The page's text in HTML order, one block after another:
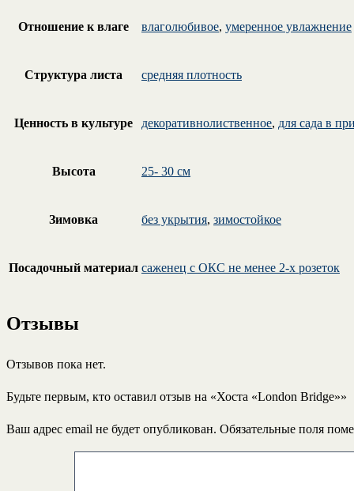
Отношение к влаге влаголюбивое, умеренное увлажнение
Структура листа средняя плотность
Ценность в культуре декоративнолиственное, для сада в
Высота 25- 30 см
Зимовка без укрытия, зимостойкое
Посадочный материал саженец с ОКС не менее 2-х розеток
Отзывы
Отзывов пока нет.
Будьте первым, кто оставил отзыв на «Хоста «London Bridge»»
Ваш адрес email не будет опубликован. Обязательные поля